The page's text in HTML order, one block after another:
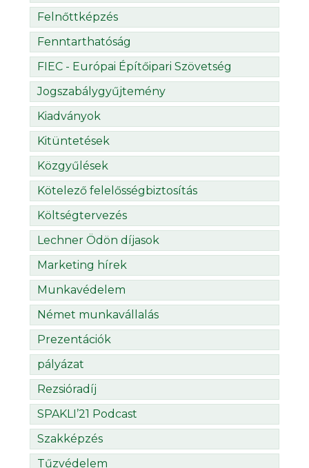
Felnőttképzés
Fenntarthatóság
FIEC - Európai Építőipari Szövetség
Jogszabálygyűjtemény
Kiadványok
Kitüntetések
Közgyűlések
Kötelező felelősségbiztosítás
Költségtervezés
Lechner Ödön díjasok
Marketing hírek
Munkavédelem
Német munkavállalás
Prezentációk
pályázat
Rezsióradíj
SPAKLI’21 Podcast
Szakképzés
Tűzvédelem